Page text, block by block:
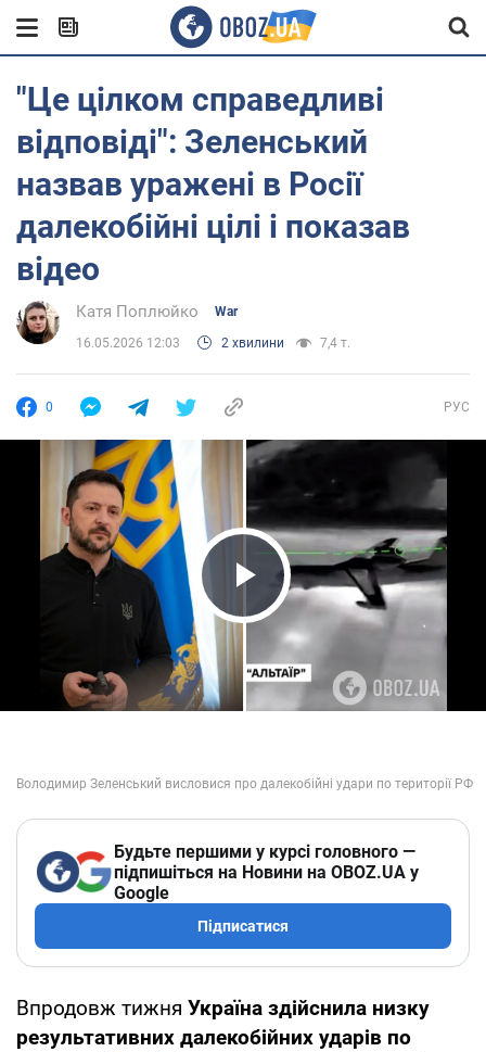
"Це цілком справедливі
відповіді": Зеленський
назвав уражені в Росії
далекобійні цілі і показав
відео
Катя Поплюйко War
16.05.2026 12:03 2 хвилини 7,4 т.
0 РУС
Play Video
Будьте першими у курсі головного —
підпишіться на Новини на OBOZ.UA у
Google
Підписатися
Впродовж тижня Україна здійснила низку
результативних далекобійних ударів по